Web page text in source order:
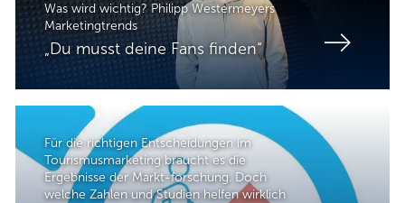
Was wird wichtig? Philipp Westermeyers
Marketingtrends
„Du musst deine Fans finden“
Für die richtigen Entscheidungen im
Tourismusmarketing braucht es die
Ergebnisse der Markt-forschung. Doch
welche Zahlen und Studien helfen wirklich